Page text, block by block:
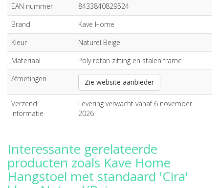
EAN nummer
8433840829524
Brand
Kave Home
Kleur
Naturel Beige
Materiaal
Poly rotan zitting en stalen frame
Afmetingen
Zie website aanbieder
Verzend
informatie
Levering verwacht vanaf 6 november
2026
Interessante gerelateerde
producten zoals Kave Home
Hangstoel met standaard 'Cira'